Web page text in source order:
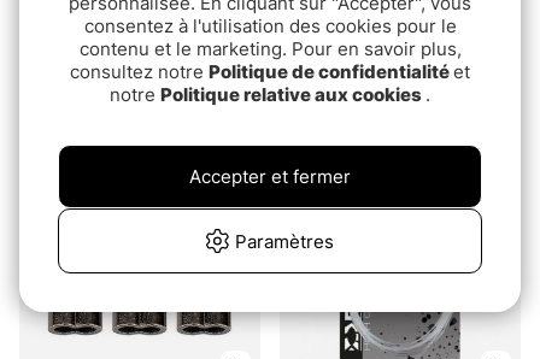
(6)4.8 sur 5 étoiles
Rapala Screw Diver
System Weights
Note: (3)3.7 sur 5
Owner Hyperwire
fjäderringar
consentez à l'utilisation des cookies pour le
contenu et le marketing. Pour en savoir plus,
consultez notre Politique de confidentialitéet
notre Politique relative aux cookies .
Paramètres
Accepter et fermer